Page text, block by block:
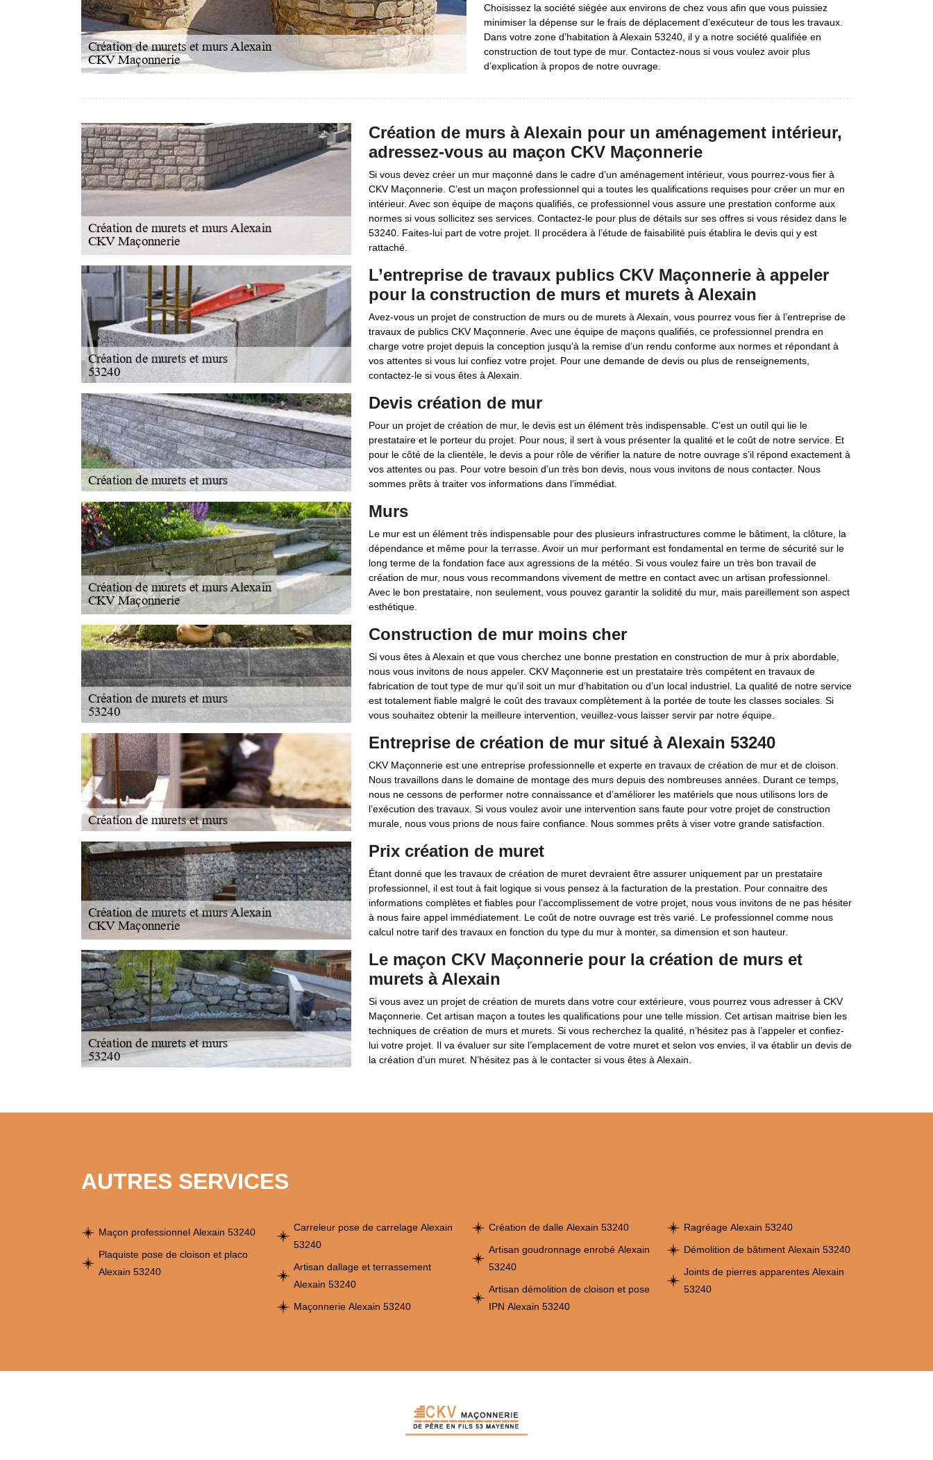
Choisissez la société siégée aux environs de chez vous afin que vous puissiez
minimiser la dépense sur le frais de déplacement d’exécuteur de tous les travaux.
Dans votre zone d’habitation à Alexain 53240, il y a notre société qualifiée en
construction de tout type de mur. Contactez-nous si vous voulez avoir plus
d’explication à propos de notre ouvrage.
Création de murs à Alexain pour un aménagement intérieur,
adressez-vous au maçon CKV Maçonnerie
Si vous devez créer un mur maçonné dans le cadre d’un aménagement intérieur, vous pourrez-vous fier à
CKV Maçonnerie. C’est un maçon professionnel qui a toutes les qualifications requises pour créer un mur en
intérieur. Avec son équipe de maçons qualifiés, ce professionnel vous assure une prestation conforme aux
normes si vous sollicitez ses services. Contactez-le pour plus de détails sur ses offres si vous résidez dans le
53240. Faites-lui part de votre projet. Il procédera à l’étude de faisabilité puis établira le devis qui y est
rattaché.
L’entreprise de travaux publics CKV Maçonnerie à appeler
pour la construction de murs et murets à Alexain
Avez-vous un projet de construction de murs ou de murets à Alexain, vous pourrez vous fier à l’entreprise de
travaux de publics CKV Maçonnerie. Avec une équipe de maçons qualifiés, ce professionnel prendra en
charge votre projet depuis la conception jusqu’à la remise d’un rendu conforme aux normes et répondant à
vos attentes si vous lui confiez votre projet. Pour une demande de devis ou plus de renseignements,
contactez-le si vous êtes à Alexain.
Devis création de mur
Pour un projet de création de mur, le devis est un élément très indispensable. C’est un outil qui lie le
prestataire et le porteur du projet. Pour nous, il sert à vous présenter la qualité et le coût de notre service. Et
pour le côté de la clientèle, le devis a pour rôle de vérifier la nature de notre ouvrage s’il répond exactement à
vos attentes ou pas. Pour votre besoin d’un très bon devis, nous vous invitons de nous contacter. Nous
sommes prêts à traiter vos informations dans l’immédiat.
Murs
Le mur est un élément très indispensable pour des plusieurs infrastructures comme le bâtiment, la clôture, la
dépendance et même pour la terrasse. Avoir un mur performant est fondamental en terme de sécurité sur le
long terme de la fondation face aux agressions de la météo. Si vous voulez faire un très bon travail de
création de mur, nous vous recommandons vivement de mettre en contact avec un artisan professionnel.
Avec le bon prestataire, non seulement, vous pouvez garantir la solidité du mur, mais pareillement son aspect
esthétique.
Construction de mur moins cher
Si vous êtes à Alexain et que vous cherchez une bonne prestation en construction de mur à prix abordable,
nous vous invitons de nous appeler. CKV Maçonnerie est un prestataire très compétent en travaux de
fabrication de tout type de mur qu’il soit un mur d’habitation ou d’un local industriel. La qualité de notre service
est totalement fiable malgré le coût des travaux complètement à la portée de toute les classes sociales. Si
vous souhaitez obtenir la meilleure intervention, veuillez-vous laisser servir par notre équipe.
Entreprise de création de mur situé à Alexain 53240
CKV Maçonnerie est une entreprise professionnelle et experte en travaux de création de mur et de cloison.
Nous travaillons dans le domaine de montage des murs depuis des nombreuses années. Durant ce temps,
nous ne cessons de performer notre connaissance et d’améliorer les matériels que nous utilisons lors de
l’exécution des travaux. Si vous voulez avoir une intervention sans faute pour votre projet de construction
murale, nous vous prions de nous faire confiance. Nous sommes prêts à viser votre grande satisfaction.
Prix création de muret
Étant donné que les travaux de création de muret devraient être assurer uniquement par un prestataire
professionnel, il est tout à fait logique si vous pensez à la facturation de la prestation. Pour connaitre des
informations complètes et fiables pour l’accomplissement de votre projet, nous vous invitons de ne pas hésiter
à nous faire appel immédiatement. Le coût de notre ouvrage est très varié. Le professionnel comme nous
calcul notre tarif des travaux en fonction du type du mur à monter, sa dimension et son hauteur.
Le maçon CKV Maçonnerie pour la création de murs et
murets à Alexain
Si vous avez un projet de création de murets dans votre cour extérieure, vous pourrez vous adresser à CKV
Maçonnerie. Cet artisan maçon a toutes les qualifications pour une telle mission. Cet artisan maitrise bien les
techniques de création de murs et murets. Si vous recherchez la qualité, n’hésitez pas à l’appeler et confiez-
lui votre projet. Il va évaluer sur site l’emplacement de votre muret et selon vos envies, il va établir un devis de
la création d’un muret. N’hésitez pas à le contacter si vous êtes à Alexain.
AUTRES SERVICES
Maçon professionnel Alexain 53240
Plaquiste pose de cloison et placo
Alexain 53240
Carreleur pose de carrelage Alexain
53240
Artisan dallage et terrassement
Alexain 53240
Maçonnerie Alexain 53240
Création de dalle Alexain 53240
Artisan goudronnage enrobé Alexain
53240
Artisan démolition de cloison et pose
IPN Alexain 53240
Ragréage Alexain 53240
Démolition de bâtiment Alexain 53240
Joints de pierres apparentes Alexain
53240